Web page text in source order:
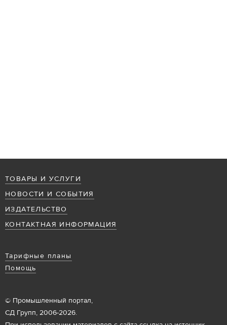
ТОВАРЫ И УСЛУГИ
НОВОСТИ И СОБЫТИЯ
ИЗДАТЕЛЬСТВО
КОНТАКТНАЯ ИНФОРМАЦИЯ
Тарифные планы
Помощь
© Промышленный портал,
СД Групп, 2006-2026.